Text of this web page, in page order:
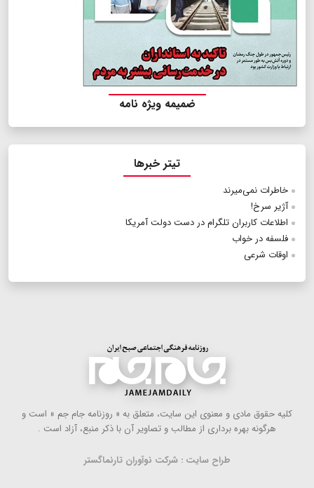
ضمیمه ویژه نامه
تیتر خبرها
خاطرات نمی‌میرند
آژیر سرخ!
اطلاعات کاربران تلگرام در دست دولت آمریکا
فلسفه در خواب
اوقات شرعی
كلیه حقوق مادی و معنوی این سایت، متعلق به « روزنامه جام جم » است و
هرگونه بهره ‌برداری از مطالب و تصاویر آن با ذكر منبع، آزاد است .
طراح سایت : شرکت نوآوران تارنماگستر